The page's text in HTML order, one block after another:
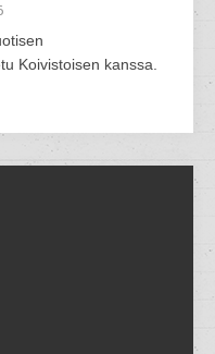
Koivistoisen kanssa.